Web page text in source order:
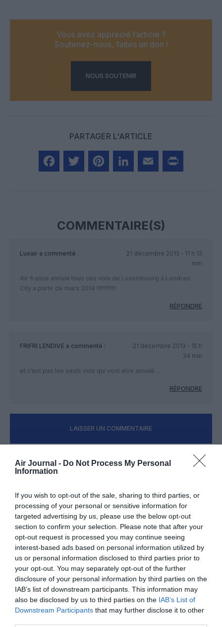
Air Journal - Do Not Process My Personal
Information
If you wish to opt-out of the sale, sharing to third parties, or
processing of your personal or sensitive information for
targeted advertising by us, please use the below opt-out
section to confirm your selection. Please note that after your
opt-out request is processed you may continue seeing
interest-based ads based on personal information utilized by
us or personal information disclosed to third parties prior to
your opt-out. You may separately opt-out of the further
disclosure of your personal information by third parties on the
IAB’s list of downstream participants. This information may
also be disclosed by us to third parties on the IAB’s List of
Downstream Participants that may further disclose it to other
Vous avez apprécié l’article ?
Soutenez-nous, faites un don !
NOUS SOUTENIR
PARTAGER L'ARTICLE
COMMENTAIRE(S)
Luxair a commenté :
21 décembre 2013 - 11 h 13
min
Air france annule tous ces vols de Luxembourg à Londres
City a partir de mars 2014 !!!!!!!!!!!!!
RÉPONDRE
FRIFRI LENDIVE a commenté :
21 décembre 2013 - 15 h
34 min
et c’est pas les seuls vols qui vont etre annulé….
RÉPONDRE
LAISSER UN COMMENTAIRE
Appel aux lecteurs !
Soutenez Air Journal participezà son
développement !
NOUS SOUTENIR